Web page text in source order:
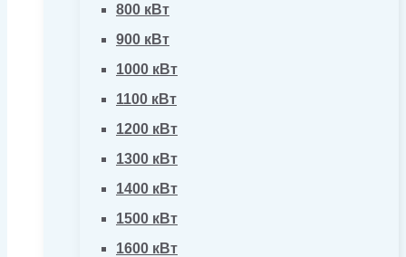
800 кВт
900 кВт
1000 кВт
1100 кВт
1200 кВт
1300 кВт
1400 кВт
1500 кВт
1600 кВт